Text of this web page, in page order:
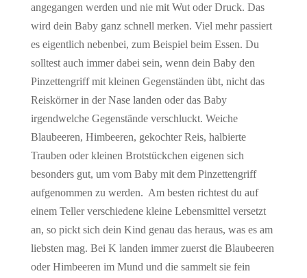
angegangen werden und nie mit Wut oder Druck. Das
wird dein Baby ganz schnell merken. Viel mehr passiert
es eigentlich nebenbei, zum Beispiel beim Essen. Du
solltest auch immer dabei sein, wenn dein Baby den
Pinzettengriff mit kleinen Gegenständen übt, nicht das
Reiskörner in der Nase landen oder das Baby
irgendwelche Gegenstände verschluckt. Weiche
Blaubeeren, Himbeeren, gekochter Reis, halbierte
Trauben oder kleinen Brotstückchen eigenen sich
besonders gut, um vom Baby mit dem Pinzettengriff
aufgenommen zu werden. Am besten richtest du auf
einem Teller verschiedene kleine Lebensmittel versetzt
an, so pickt sich dein Kind genau das heraus, was es am
liebsten mag. Bei K landen immer zuerst die Blaubeeren
oder Himbeeren im Mund und die sammelt sie fein